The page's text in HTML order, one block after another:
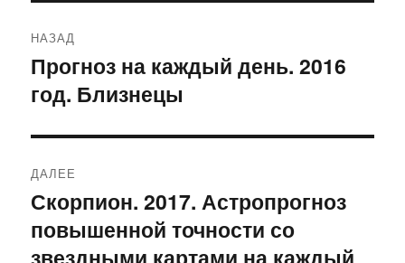
по
записям
НАЗАД
Предыдущая
запись:
Прогноз на каждый день. 2016
год. Близнецы
ДАЛЕЕ
Следующая
запись:
Скорпион. 2017. Астропрогноз
повышенной точности со
звездными картами на каждый